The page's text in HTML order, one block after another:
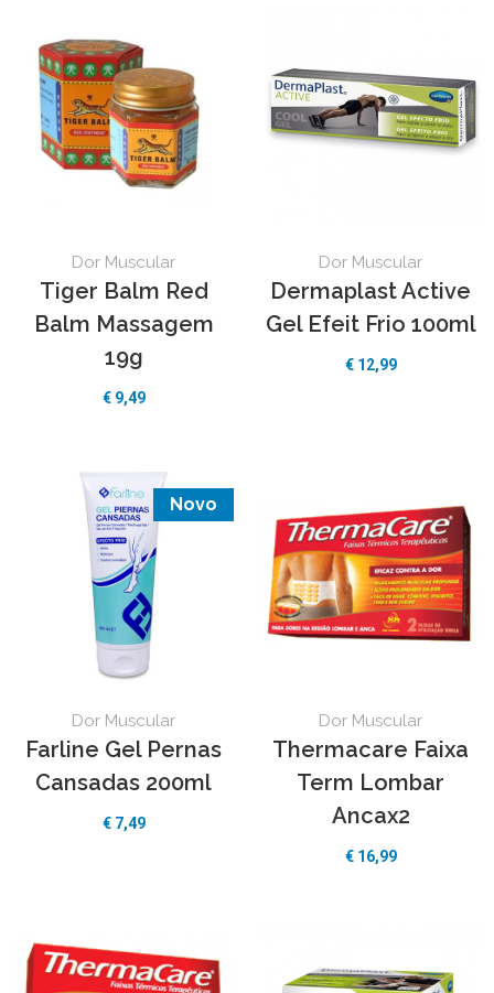
Dor Muscular
Tiger Balm Red
Balm Massagem
19g
€ 9,49
Dor Muscular
Dermaplast Active
Gel Efeit Frio 100ml
€ 12,99
Novo
Dor Muscular
Farline Gel Pernas
Cansadas 200ml
€ 7,49
Dor Muscular
Thermacare Faixa
Term Lombar
Ancax2
€ 16,99